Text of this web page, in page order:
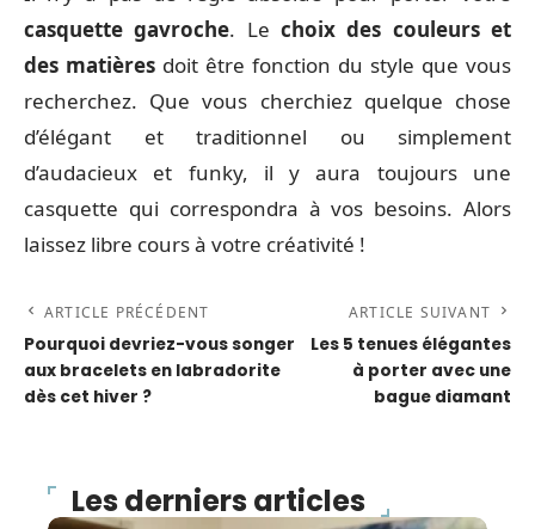
casquette gavroche. Lechoix des couleurs et
des matières doit être fonction du style que vous
recherchez. Que vous cherchiez quelque chose
d’élégant et traditionnel ou simplement
d’audacieux et funky, il y aura toujours une
casquette qui correspondra à vos besoins. Alors
laissez libre cours à votre créativité !
ARTICLE PRÉCÉDENT
Pourquoi devriez-vous songer
aux bracelets en labradorite
dès cet hiver ?
ARTICLE SUIVANT
Les 5 tenues élégantes
à porter avec une
bague diamant
Les derniers articles